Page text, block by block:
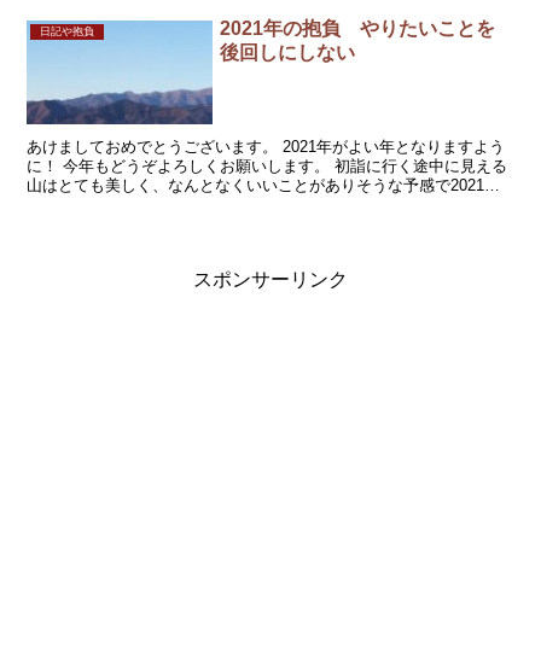
日記や抱負
2021年の抱負 やりたいことを
後回しにしない
あけましておめでとうございます。 2021年がよい年となりますよう
に！ 今年もどうぞよろしくお願いします。 初詣に行く途中に見える
山はとても美しく、なんとなくいいことがありそうな予感で2021年
スポンサーリンク